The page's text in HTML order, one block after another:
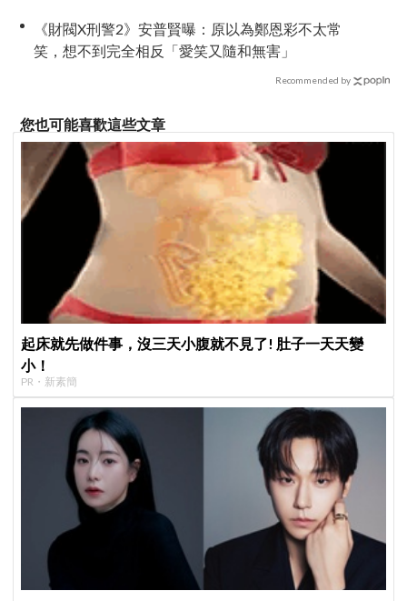
《財閥X刑警2》安普賢曝：原以為鄭恩彩不太常
笑，想不到完全相反「愛笑又隨和無害」
Recommended by
您也可能喜歡這些文章
起床就先做件事，沒三天小腹就不見了! 肚子一天天變
小！
PR・新素簡